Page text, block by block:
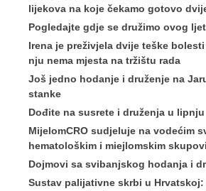
lijekova na koje čekamo gotovo
Pogledajte gdje se družimo ovog
Irena je preživjela dvije teške
nju nema mjesta na tržištu rada
Još jedno hodanje i druženje na
stanke
Dođite na susrete i druženja u lipnju
MijelomCRO sudjeluje na vodećim
hematološkim i miejlomskim
Dojmovi sa svibanjskog hodanja i
Sustav palijativne skrbi u Hrvatskoj: